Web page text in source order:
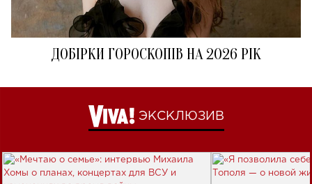
ДОБІРКИ ГОРОСКОПІВ НА 2026 РІК
ЭКСКЛЮЗИВ